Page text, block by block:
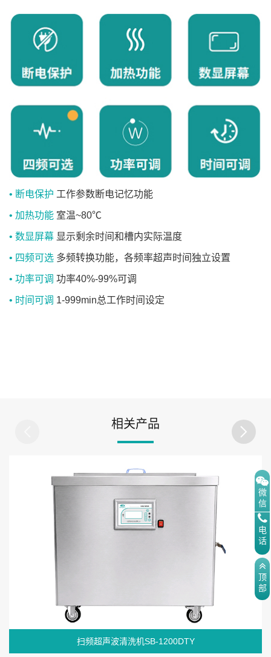
• 断电保护 工作参数断电记忆功能
• 加热功能 室温~80℃
• 数显屏幕 显示剩余时间和槽内实际温度
• 四频可选 多频转换功能，各频率超声时间独立设置
• 功率可调 功率40%-99%可调
• 时间可调 1-999min总工作时间设定
相关产品
扫频超声波清洗机SB-1200DTY
微
信
电
话
顶
部